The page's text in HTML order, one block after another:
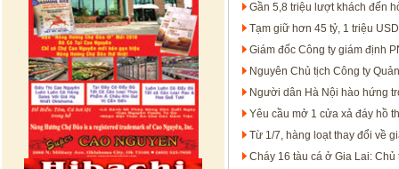
Gần 5,8 triệu lượt khách đến
Tạm giữ hơn 45 tỷ, 1 triệu
Giám đốc Công ty giám định
Nguyên Chủ tịch Công ty
Người dân Hà Nội hào hứng
Yêu cầu mở 1 cửa xả đáy hồ
Từ 1/7, hàng loạt thay đổi về
Cháy 16 tàu cá ở Gia Lai: